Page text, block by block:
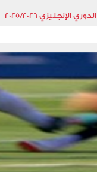
الدوري الإنجليزي 2025/2026